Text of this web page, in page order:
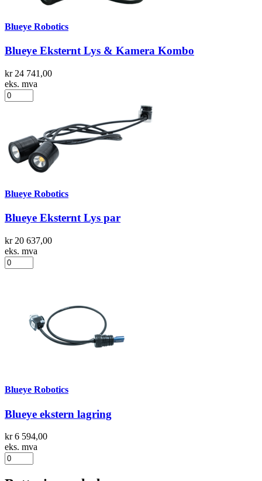
Blueye Robotics
Blueye Eksternt Lys & Kamera Kombo
kr 24 741,00
eks. mva
Blueye Robotics
Blueye Eksternt Lys par
kr 20 637,00
eks. mva
Blueye Robotics
Blueye ekstern lagring
kr 6 594,00
eks. mva